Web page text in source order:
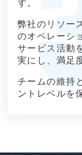
す。
弊社のリソー
のオペレーシ
サービス活動
実にし、満足
チームの維持
ントレベルを